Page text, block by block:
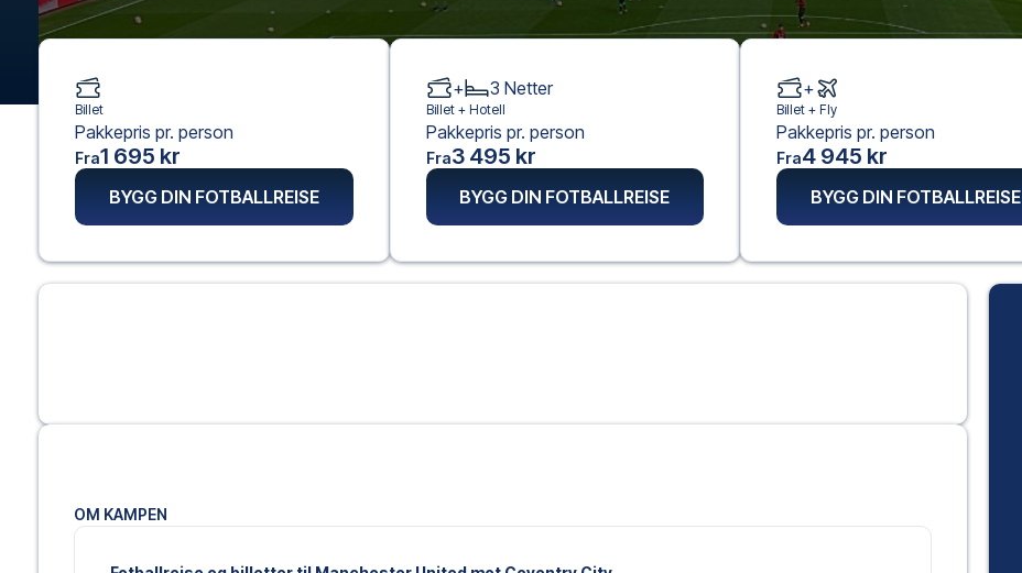
OM KAMPEN
Billet
Pakkepris pr. person
Fra1 695 kr
BYGG DIN FOTBALLREISE
+ 3 Netter
Billet + Hotell
Pakkepris pr. person
Fra3 495 kr
BYGG DIN FOTBALLREISE
+
Billet + Fly
Pakkepris pr. person
Fra4 945 kr
BYGG DIN FOTBALLREISE